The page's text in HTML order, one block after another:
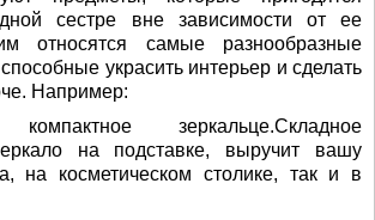
сестре вне зависимости от ее
относятся самые разнообразные
украсить интерьер и сделать
Например:
зеркальце.Складное
на подставке, выручит вашу
на косметическом столике, так и в